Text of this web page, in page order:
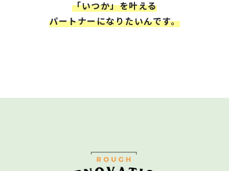
「いつか」を叶える
パートナーになりたいんです。